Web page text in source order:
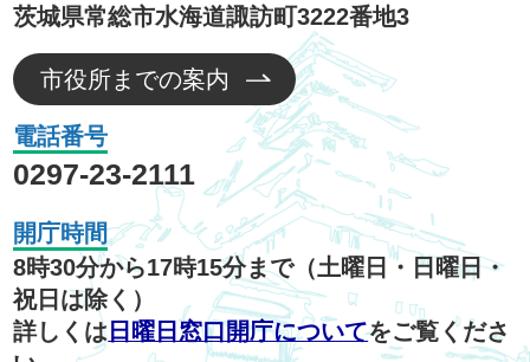
茨城県常総市水海道諏訪町3222番地3
市役所までの案内
電話番号
0297-23-2111
開庁時間
8時30分から17時15分まで（土曜日・日曜日・
祝日は除く）
詳しくは 日曜日窓口開庁についてをご覧くださ